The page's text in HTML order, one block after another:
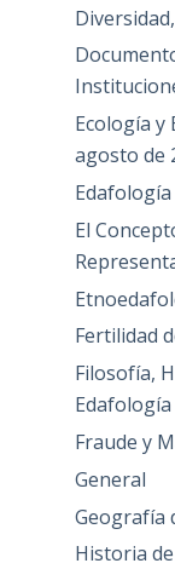
Ecología
agosto de
El
Fertilidad
Filosofía,
Edafología
Fraude y
General
Geografía
Historia